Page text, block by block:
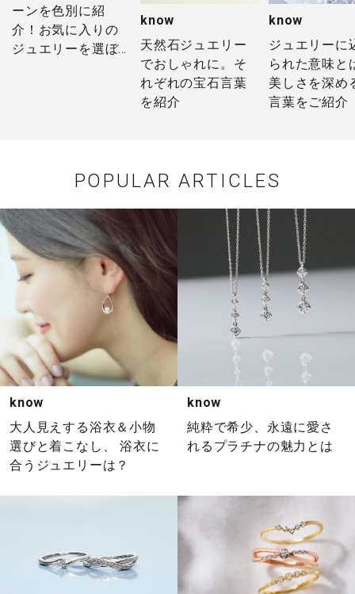
ーンを色別に紹
介！お気に入りの
ジュエリーを選ぼ
know
天然石ジュエリー
でおしゃれに。そ
れぞれの宝石言葉
を紹介
know
ジュエリーに
られた意味と
美しさを深め
言葉をご紹介
POPULAR ARTICLES
know
大人見えする浴衣＆小物
選びと着こなし、 浴衣に
合うジュエリーは？
know
純粋で希少、永遠に愛さ
れるプラチナの魅力とは